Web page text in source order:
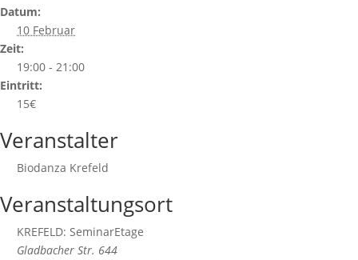
Datum:
10 Februar
Zeit:
19:00 - 21:00
Eintritt:
15€
Veranstalter
Biodanza Krefeld
Veranstaltungsort
KREFELD: SeminarEtage
Gladbacher Str. 644